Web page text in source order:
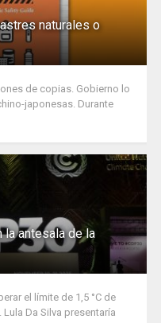
naturales o
de copias. Gobierno lo
japonesas. Durante
la antesala de la
el límite de 1,5 °C de
Da Silva presentaría